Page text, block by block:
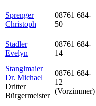
Sprenger
Christoph
08761 684-
50
Stadler
Evelyn
08761 684-
14
Stanglmaier
Dr. Michael
Dritter
Bürgermeister
08761 684-
12
(Vorzimmer)